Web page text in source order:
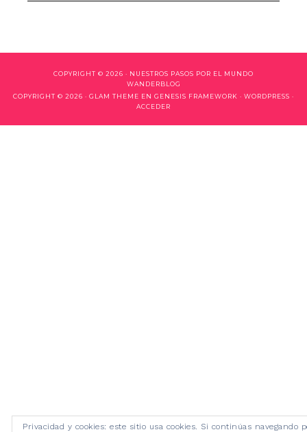
COPYRIGHT © 2026 · NUESTROS PASOS POR EL MUNDO
WANDERBLOG
COPYRIGHT © 2026 · GLAM THEME EN GENESIS FRAMEWORK · WORDPRESS ·
ACCEDER
Privacidad y cookies: este sitio usa cookies. Si continúas navegando